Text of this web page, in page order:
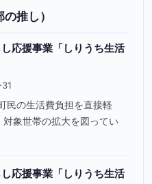
推し）
応援事業「しりうち生活
民の生活費負担を直接軽
象世帯の拡大を図ってい
応援事業「しりうち生活